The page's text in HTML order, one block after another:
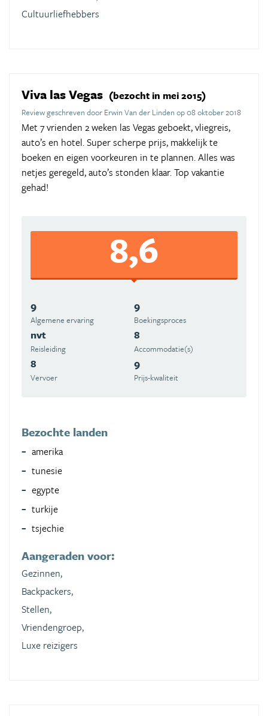
Cultuurliefhebbers
Viva las Vegas (bezocht in mei 2015)
Review geschreven door Erwin Van der Linden op 08 oktober 2018
Met 7 vrienden 2 weken las Vegas geboekt, vliegreis,
auto’s en hotel. Super scherpe prijs, makkelijk te
boeken en eigen voorkeuren in te plannen. Alles was
netjes geregeld, auto’s stonden klaar. Top vakantie
gehad!
8,6
9
Algemene ervaring
9
Boekingsproces
nvt
Reisleiding
8
Accommodatie(s)
8
Vervoer
9
Prijs-kwaliteit
Bezochte landen
amerika
tunesie
egypte
turkije
tsjechie
Aangeraden voor:
Gezinnen,
Backpackers,
Stellen,
Vriendengroep,
Luxe reizigers